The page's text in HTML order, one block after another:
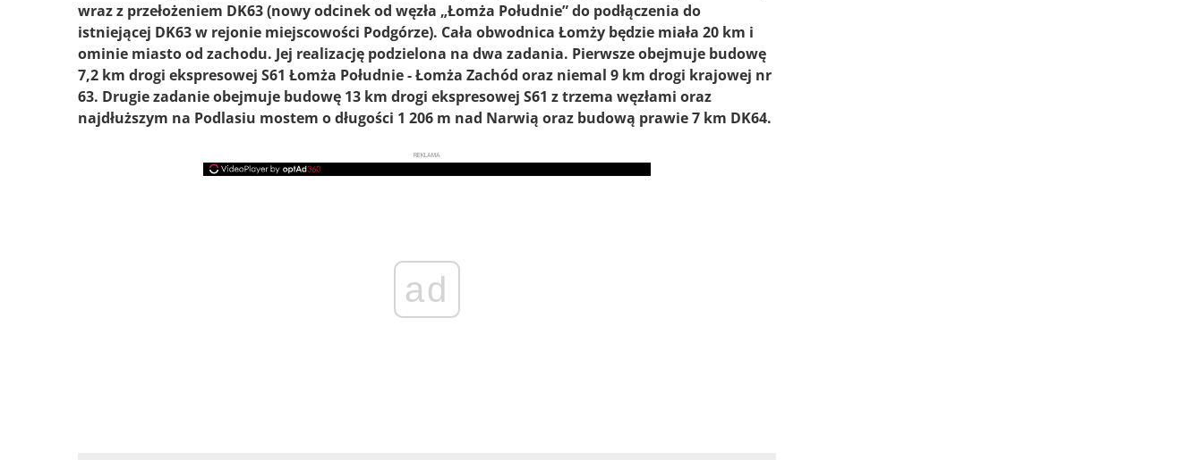
wraz z przełożeniem DK63 (nowy odcinek od węzła „Łomża Południe” do podłączenia do
istniejącej DK63 w rejonie miejscowości Podgórze). Cała obwodnica Łomży będzie miała 20 km i
ominie miasto od zachodu. Jej realizację podzielona na dwa zadania. Pierwsze obejmuje budowę
7,2 km drogi ekspresowej S61 Łomża Południe - Łomża Zachód oraz niemal 9 km drogi krajowej nr
63. Drugie zadanie obejmuje budowę 13 km drogi ekspresowej S61 z trzema węzłami oraz
najdłuższym na Podlasiu mostem o długości 1 206 m nad Narwią oraz budową prawie 7 km DK64.
REKLAMA
ad